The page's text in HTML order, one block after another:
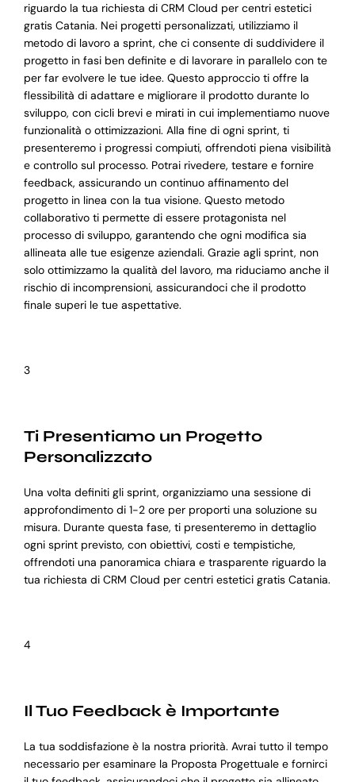
riguardo la tua richiesta di CRM Cloud per centri estetici
gratis Catania. Nei progetti personalizzati, utilizziamo il
metodo di lavoro a sprint, che ci consente di suddividere il
progetto in fasi ben definite e di lavorare in parallelo con te
per far evolvere le tue idee. Questo approccio ti offre la
flessibilità di adattare e migliorare il prodotto durante lo
sviluppo, con cicli brevi e mirati in cui implementiamo nuove
funzionalità o ottimizzazioni. Alla fine di ogni sprint, ti
presenteremo i progressi compiuti, offrendoti piena visibilità
e controllo sul processo. Potrai rivedere, testare e fornire
feedback, assicurando un continuo affinamento del
progetto in linea con la tua visione. Questo metodo
collaborativo ti permette di essere protagonista nel
processo di sviluppo, garantendo che ogni modifica sia
allineata alle tue esigenze aziendali. Grazie agli sprint, non
solo ottimizzamo la qualità del lavoro, ma riduciamo anche il
rischio di incomprensioni, assicurandoci che il prodotto
finale superi le tue aspettative.
3
Ti Presentiamo un Progetto
Personalizzato
Una volta definiti gli sprint, organizziamo una sessione di
approfondimento di 1-2 ore per proporti una soluzione su
misura. Durante questa fase, ti presenteremo in dettaglio
ogni sprint previsto, con obiettivi, costi e tempistiche,
offrendoti una panoramica chiara e trasparente riguardo la
tua richiesta di CRM Cloud per centri estetici gratis Catania.
4
Il Tuo Feedback è Importante
La tua soddisfazione è la nostra priorità. Avrai tutto il tempo
necessario per esaminare la Proposta Progettuale e fornirci